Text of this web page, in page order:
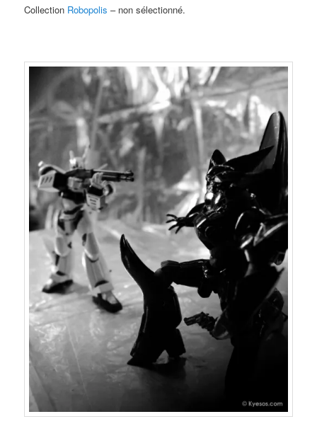
Collection Robopolis – non sélectionné.